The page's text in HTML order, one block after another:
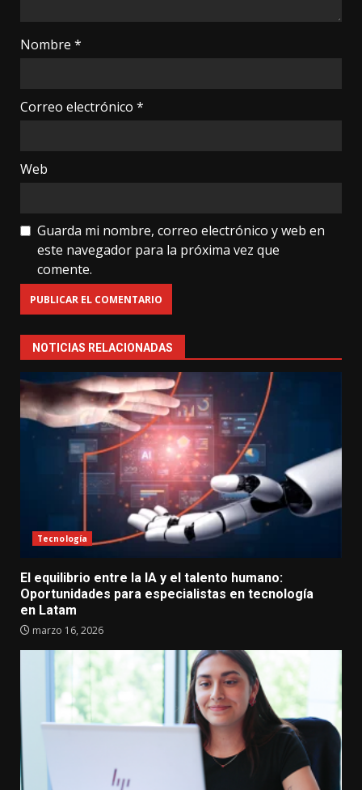
Nombre *
Correo electrónico *
Web
Guarda mi nombre, correo electrónico y web en
este navegador para la próxima vez que
comente.
NOTICIAS RELACIONADAS
Tecnología
El equilibrio entre la IA y el talento humano:
Oportunidades para especialistas en tecnología
en Latam
marzo 16, 2026